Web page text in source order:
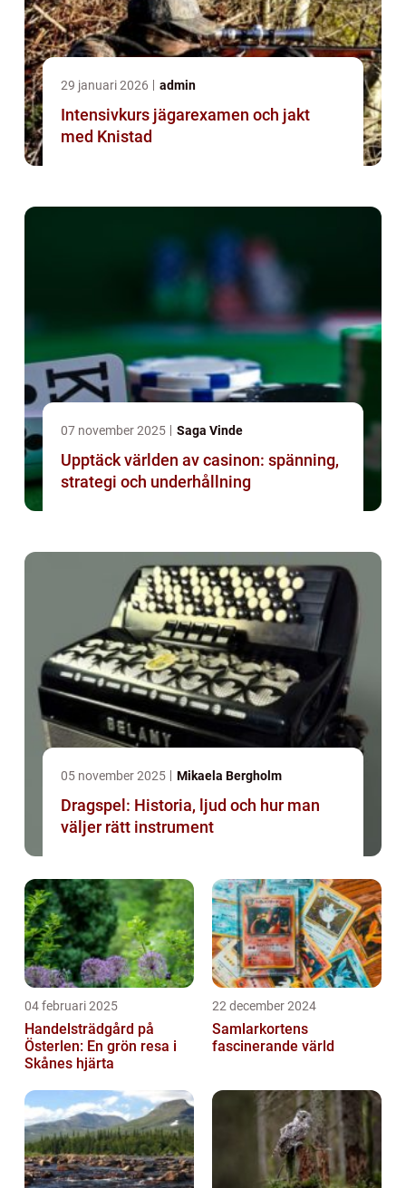
29 januari 2026 admin
Intensivkurs jägarexamen och jakt
med Knistad
07 november 2025 Saga Vinde
Upptäck världen av casinon: spänning,
strategi och underhållning
05 november 2025 Mikaela Bergholm
Dragspel: Historia, ljud och hur man
väljer rätt instrument
04 februari 2025
Handelsträdgård på
Österlen: En grön resa i
Skånes hjärta
22 december 2024
Samlarkortens
fascinerande värld